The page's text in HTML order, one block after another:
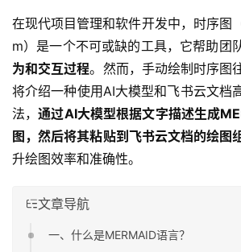
在现代项目管理和软件开发中，时序图
m）是一个不可或缺的工具，它帮助团
为和交互过程。然而，手动绘制时序图
将介绍一种使用AI大模型和飞书云文档
法，通过AI大模型根据文字描述生成
图，然后将其粘贴到飞书云文档的绘图
升绘图效率和准确性。
文章导航
一、什么是MERMAID语言？